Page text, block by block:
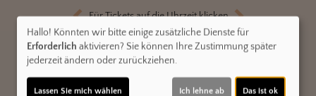
Für Tickets auf die Uhrzeit klicken.
2D
Sommer auf Asphalt
Hallo! Könnten wir bitte einige zusätzliche Dienste für
Erforderlich aktivieren? Sie können Ihre Zustimmung später
jederzeit ändern oder zurückziehen.
Lassen Sie mich wählen Ich lehne ab Das ist ok